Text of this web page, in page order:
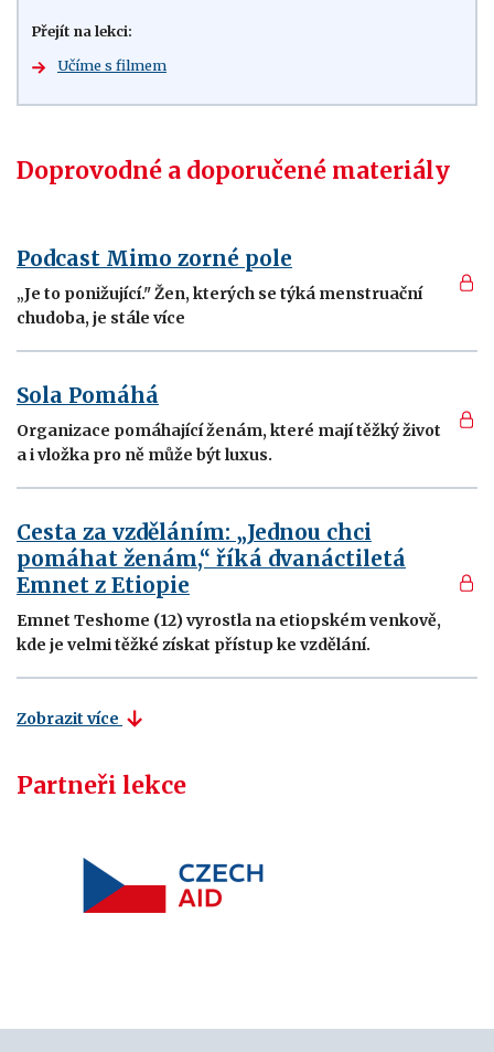
Přejít na lekci:
Učíme s filmem
Doprovodné a doporučené materiály
Podcast Mimo zorné pole
„Je to ponižující." Žen, kterých se týká menstruační
chudoba, je stále více
Sola Pomáhá
Organizace pomáhající ženám, které mají těžký život
a i vložka pro ně může být luxus.
Cesta za vzděláním: „Jednou chci
pomáhat ženám,“ říká dvanáctiletá
Emnet z Etiopie
Emnet Teshome (12) vyrostla na etiopském venkově,
kde je velmi těžké získat přístup ke vzdělání.
Zobrazit více
Partneři lekce